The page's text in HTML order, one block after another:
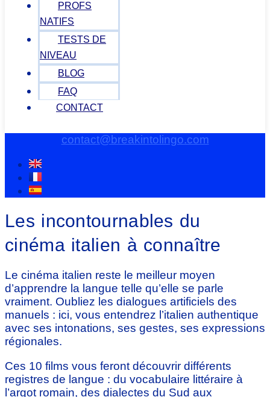
PROFS
NATIFS
TESTS DE
NIVEAU
BLOG
FAQ
CONTACT
contact@breakintolingo.com
Les incontournables du
cinéma italien à connaître
Le cinéma italien reste le meilleur moyen
d’apprendre la langue telle qu’elle se parle
vraiment. Oubliez les dialogues artificiels des
manuels : ici, vous entendrez l’italien authentique
avec ses intonations, ses gestes, ses expressions
régionales.
Ces 10 films vous feront découvrir différents
registres de langue : du vocabulaire littéraire à
l’argot romain, des dialectes du Sud aux